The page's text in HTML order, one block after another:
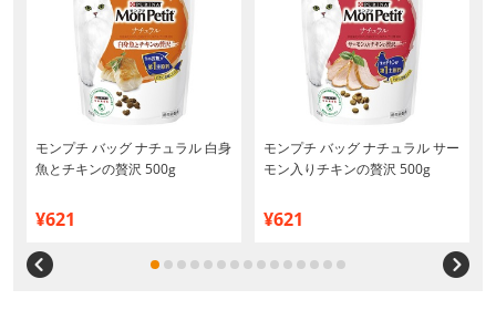
モンプチ バッグ ナチュラル 白身
魚とチキンの贅沢 500g
¥621
モンプチ バッグ ナチュラル サー
モン入りチキンの贅沢 500g
¥621